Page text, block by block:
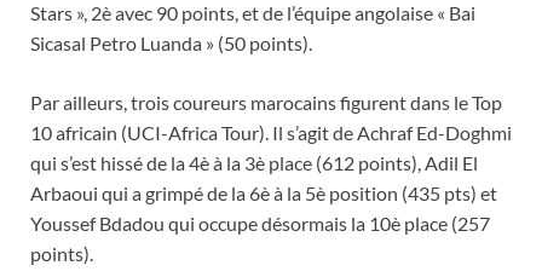
Stars », 2è avec 90 points, et de l’équipe angolaise « Bai
Sicasal Petro Luanda » (50 points).
Par ailleurs, trois coureurs marocains figurent dans le Top
10 africain (UCI-Africa Tour). Il s’agit de Achraf Ed-Doghmi
qui s’est hissé de la 4è à la 3è place (612 points), Adil El
Arbaoui qui a grimpé de la 6è à la 5è position (435 pts) et
Youssef Bdadou qui occupe désormais la 10è place (257
points).